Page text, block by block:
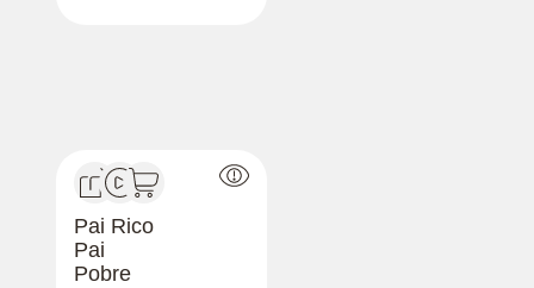
Pai Rico
Pai
Pobre